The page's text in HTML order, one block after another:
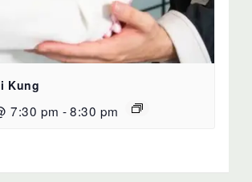
Kung
7:30 pm -8:30 pm